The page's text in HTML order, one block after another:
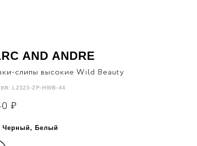
AND ANDRE
слипы высокие Wild Beauty
L2323-ZP-HWB-44
₽
Черный, Белый